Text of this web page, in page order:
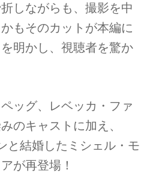
しながらも、撮影を中
もそのカットが本編に
明かし、視聴者を驚か
ッグ、レベッカ・ファ
のキャストに加え、
と結婚したミシェル・モ
が再登場！